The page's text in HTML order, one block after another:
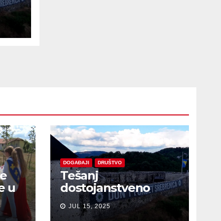
u
DOGAĐAJI DRUŠTVO
Tešanj
dostojanstveno
obilježio Dan
sjećanja na žrtve
JUL 15, 2025